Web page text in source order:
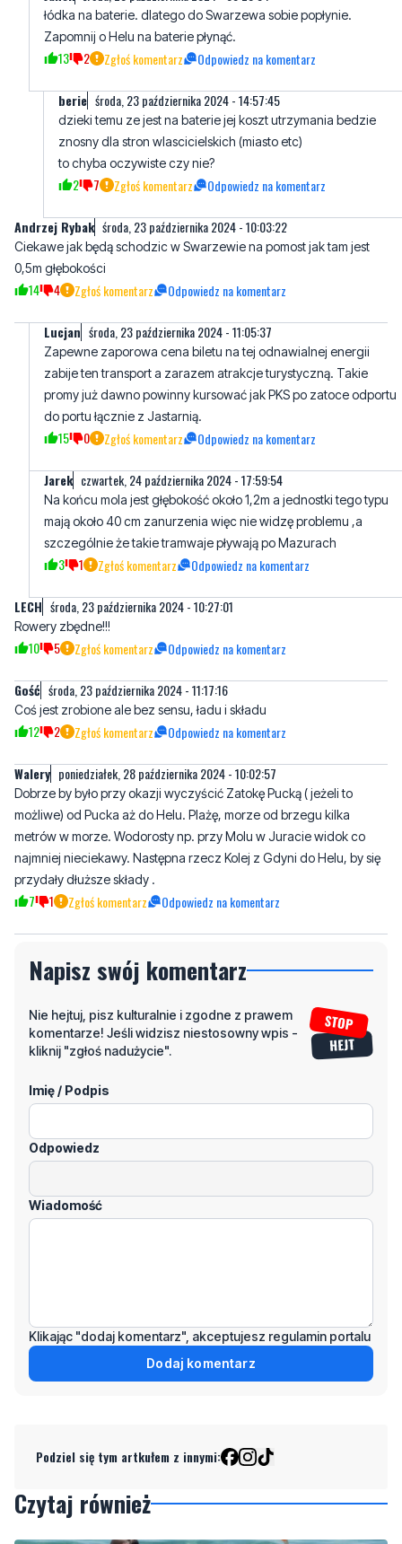
berie środa, 23 października 2024 - 14:57:45
dzieki temu ze jest na baterie jej koszt utrzymania bedzie
to chyba oczywiste czy nie?
2 7 Zgłoś komentarz Odpowiedz na komentarz
Andrzej Rybak środa, 23 października 2024 - 10:03:22
Ciekawe jak będą schodzic w Swarzewie na pomost jak tam jest
14 4 Zgłoś komentarz Odpowiedz na komentarz
Lucjan środa, 23 października 2024 - 11:05:37
Zapewne zaporowa cena biletu na tej odnawialnej energii
promy już dawno powinny kursować jak PKS po zatoce odportu
do portu łącznie z Jastarnią.
15 0 Zgłoś komentarz Odpowiedz na komentarz
Jarek czwartek, 24 października 2024 - 17:59:54
Na końcu mola jest głębokość około 1,2m a jednostki tego typu
szczególnie że takie tramwaje pływają po Mazurach
3 1 Zgłoś komentarz Odpowiedz na komentarz
środa, 23 października 2024 - 10:27:01
Rowery zbędne!!!
Gość środa, 23 października 2024 - 11:17:16
Coś jest zrobione ale bez sensu, ładu i składu
Walery poniedziałek, 28 października 2024 - 10:02:57
Dobrze by było przy okazji wyczyścić Zatokę Pucką ( jeżeli to
metrów w morze. Wodorosty np. przy Molu w Juracie widok co
najmniej nieciekawy. Następna rzecz Kolej z Gdyni do Helu, by się
przydały dłuższe składy .
7 1 Zgłoś komentarz Odpowiedz na komentarz
Napisz swój komentarz
komentarze! Jeśli widzisz niestosowny wpis -
kliknij "zgłoś nadużycie".
Imię / Podpis
Odpowiedz
Wiadomość